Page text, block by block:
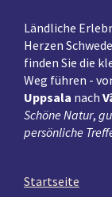
Ländliche
Herzen
finden Sie die
Weg führen -
Uppsala nach
Schöne Natur,
persönliche
Startseite